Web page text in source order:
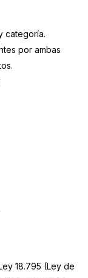
categoría.
por ambas
18.795 (Ley de